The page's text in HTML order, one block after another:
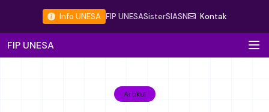
Info UNESA FIP UNESASisterSIASN Kontak
FIP UNESA
Artikel